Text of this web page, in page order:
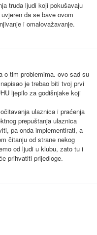
truda ljudi koji pokušavaju
da se bave ovom
i omalovažavanje.
o tim problemima. ovo sad su
je trebao biti tvoj prvi
ljepilo za godišnjake koji
ulaznica i praćenja
prepuštanja ulaznica
pa onda implementirati, a
čitanju od strane nekog
od ljudi u klubu, zato tu i
prihvatiti prijedloge.